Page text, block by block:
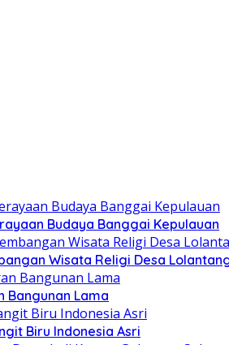
Budaya Banggai Kepulauan
Wisata Religi Desa
Bangunan Lama
Biru Indonesia Asri